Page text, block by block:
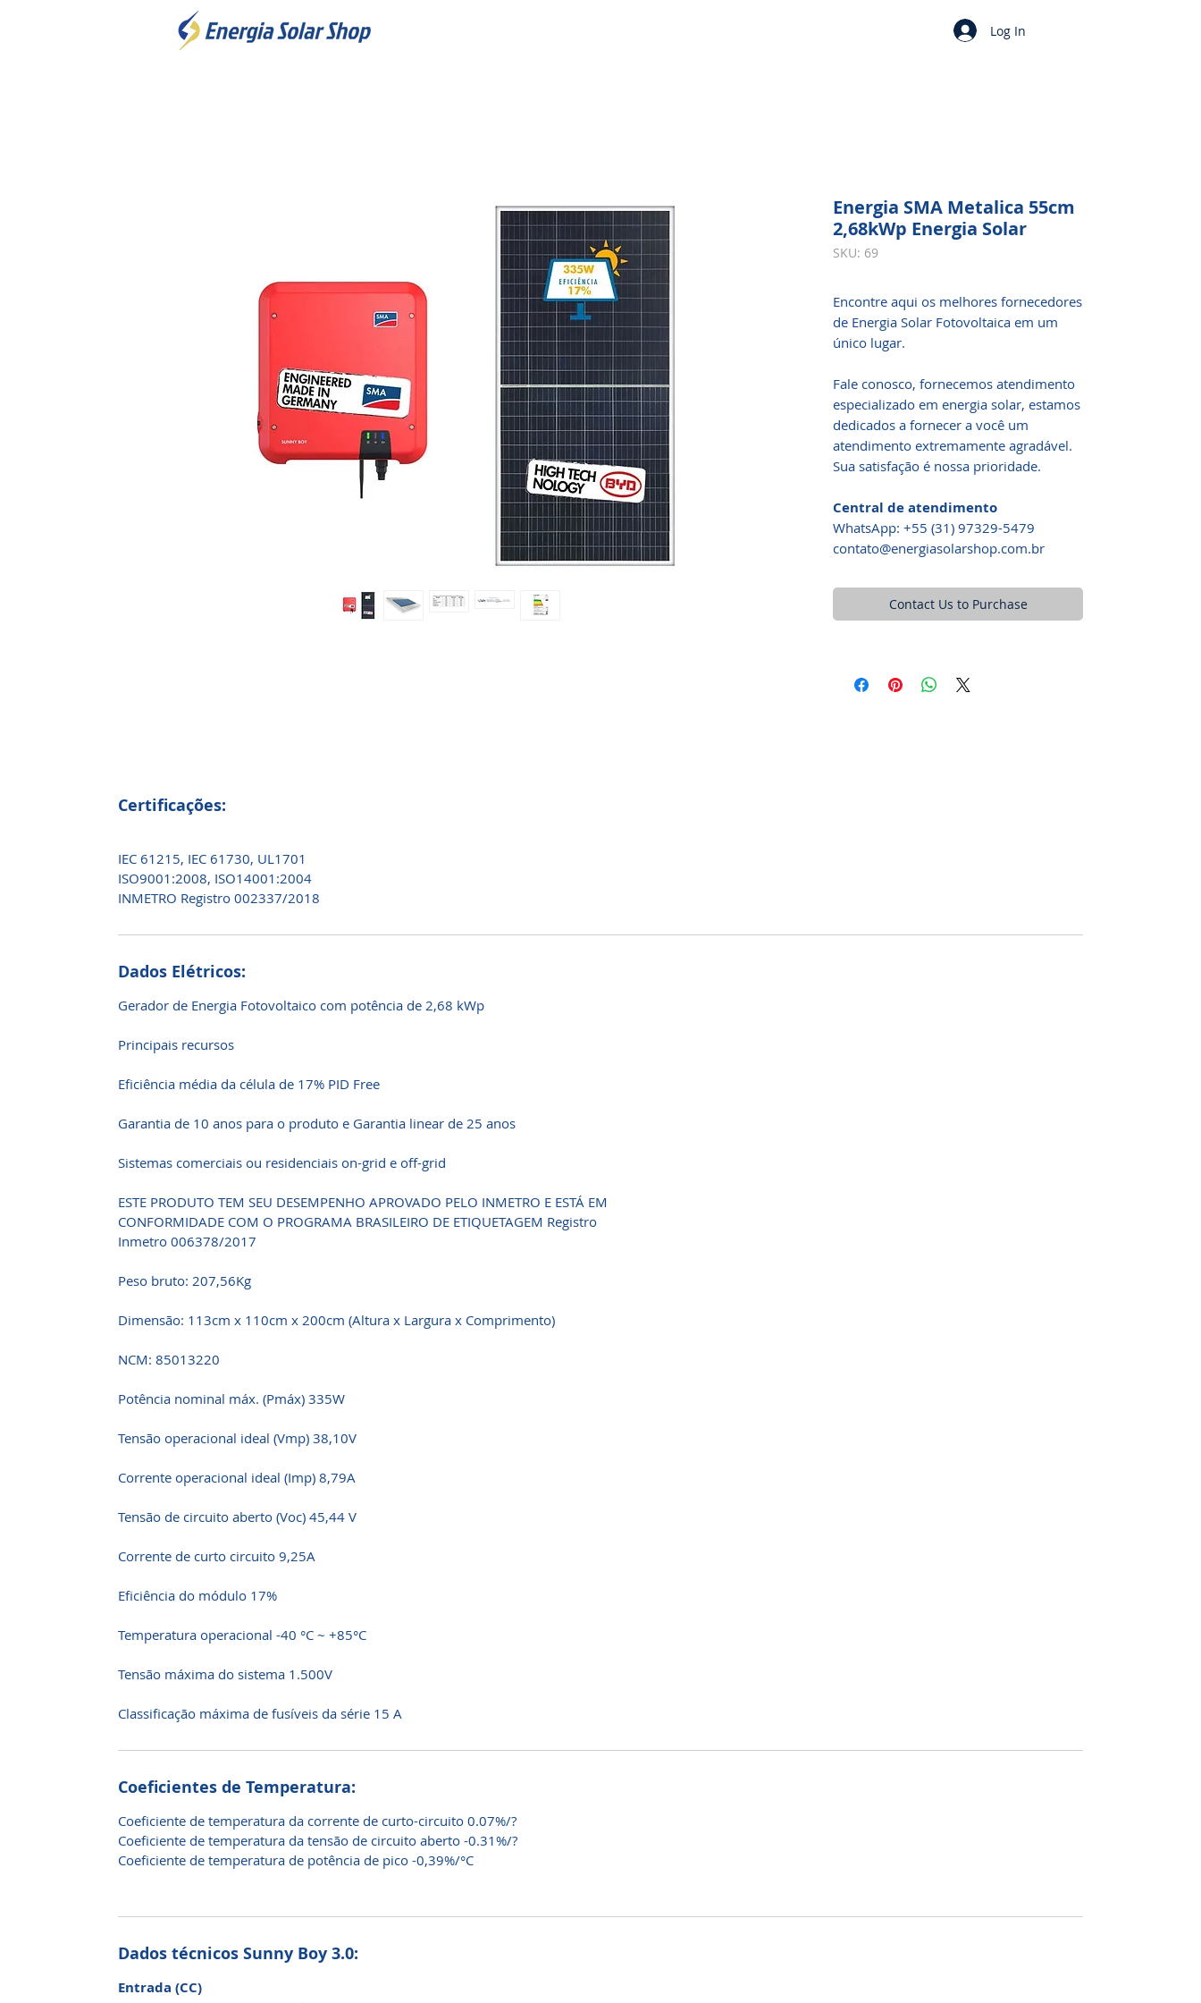
Log In
Energia SMA Metalica 55cm
2,68kWp Energia Solar
SKU: 69
Encontre aqui os melhores fornecedores
de Energia Solar Fotovoltaica em um
único lugar.
Fale conosco, fornecemos atendimento
especializado em energia solar, estamos
dedicados a fornecer a você um
atendimento extremamente agradável.
Sua satisfação é nossa prioridade.
Central de atendimento
WhatsApp: +55 (31) 97329-5479​
contato@energiasolarshop.com.br
Contact Us to Purchase
Certificações:
IEC 61215, IEC 61730, UL1701
ISO9001:2008, ISO14001:2004
INMETRO Registro 002337/2018
Dados Elétricos:
Gerador de Energia Fotovoltaico com potência de 2,68 kWp
Principais recursos
Eficiência média da célula de 17% PID Free
Garantia de 10 anos para o produto e Garantia linear de 25 anos
Sistemas comerciais ou residenciais on-grid e off-grid
ESTE PRODUTO TEM SEU DESEMPENHO APROVADO PELO INMETRO E ESTÁ EM
CONFORMIDADE COM O PROGRAMA BRASILEIRO DE ETIQUETAGEM Registro
Inmetro 006378/2017
Peso bruto: 207,56Kg
Dimensão: 113cm x 110cm x 200cm (Altura x Largura x Comprimento)
NCM: 85013220
Potência nominal máx. (Pmáx) 335W
Tensão operacional ideal (Vmp) 38,10V
Corrente operacional ideal (Imp) 8,79A
Tensão de circuito aberto (Voc) 45,44 V
Corrente de curto circuito 9,25A
Eficiência do módulo 17%
Temperatura operacional -40 °C ~ +85°C
Tensão máxima do sistema 1.500V
Classificação máxima de fusíveis da série 15 A
Coeficientes de Temperatura:
Coeficiente de temperatura da corrente de curto-circuito 0.07%/?
Coeficiente de temperatura da tensão de circuito aberto -0.31%/?
Coeficiente de temperatura de potência de pico -0,39%/°C
Dados técnicos Sunny Boy 3.0:
Entrada (CC)